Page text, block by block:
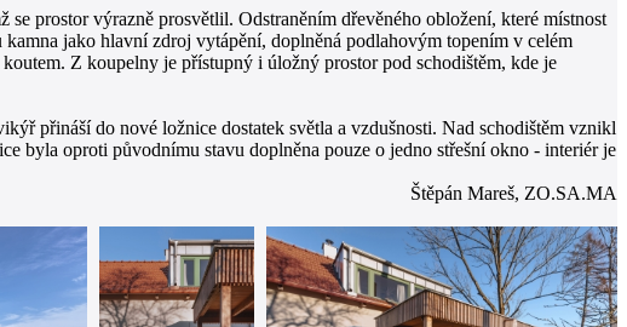
prostor výrazně prosvětlil. Odstraněním dřevěného obložení, které místnost
jako hlavní zdroj vytápění, doplněná podlahovým topením v celém
Z koupelny je přístupný i úložný prostor pod schodištěm, kde je
přináší do nové ložnice dostatek světla a vzdušnosti. Nad schodištěm vznikl
byla oproti původnímu stavu doplněna pouze o jedno střešní okno - interiér je
Štěpán Mareš, ZO.SA.MA